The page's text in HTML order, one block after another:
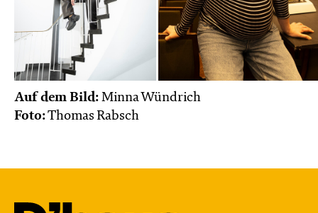
Auf dem Bild: Minna Wündrich
Foto:Thomas Rabsch